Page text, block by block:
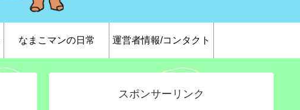
なまこマンの日常 運営者情報/コンタクト
スポンサーリンク